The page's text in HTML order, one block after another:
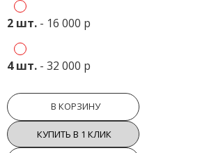
2 шт. - 16 000 р
4 шт. - 32 000 р
В КОРЗИНУ
КУПИТЬ В 1 КЛИК